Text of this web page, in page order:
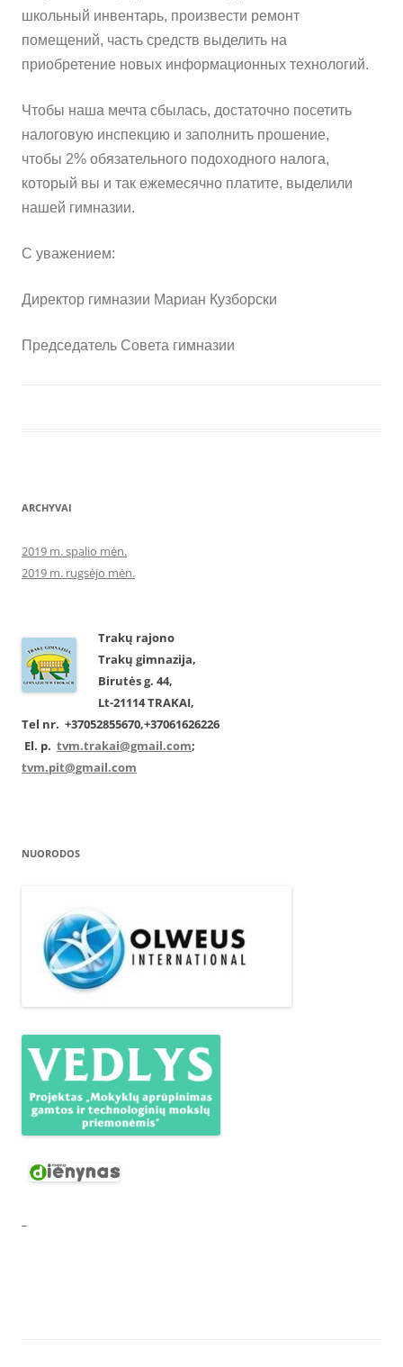
школьный инвентарь, произвести ремонт
помещений, часть средств выделить на
приобретение новых информационных технологий.
Чтобы наша мечта сбылась, достаточно посетить
налоговую инспекцию и заполнить прошение,
чтобы 2% обязательного подоходного налога,
который вы и так ежемесячно платите, выделили
нашей гимназии.
С уважением:
Директор гимназии Мариан Кузборски
Председатель Совета гимназии
ARCHYVAI
2019 m. spalio mėn.
2019 m. rugsėjo mėn.
Trakų rajono
Trakų gimnazija,
Birutės g. 44,
Lt-21114 TRAKAI,
Tel nr. +37052855670,+37061626226
El. p. tvm.trakai@gmail.com;
tvm.pit@gmail.com
NUORODOS